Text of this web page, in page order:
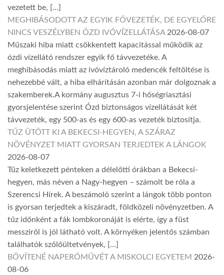
vezetett be, […]
MEGHIBÁSODOTT AZ EGYIK FŐVEZETÉK, DE EGYELŐRE
NINCS VESZÉLYBEN ÓZD IVÓVÍZELLÁTÁSA 2026-08-07
Műszaki hiba miatt csökkentett kapacitással működik az
ózdi vízellátó rendszer egyik fő távvezetéke. A
meghibásodás miatt az ivóvíztároló medencék feltöltése is
nehezebbé vált, a hiba elhárításán azonban már dolgoznak a
szakemberek.A kormány augusztus 7-i hőségriasztási
gyorsjelentése szerint Ózd biztonságos vízellátását két
távvezeték, egy 500-as és egy 600-as vezeték biztosítja.
TŰZ ÜTÖTT KI A BEKECSI-HEGYEN, A SZÁRAZ
NÖVÉNYZET MIATT GYORSAN TERJEDTEK A LÁNGOK
2026-08-07
Tűz keletkezett pénteken a délelőtti órákban a Bekecsi-
hegyen, más néven a Nagy-hegyen – számolt be róla a
Szerencsi Hírek. A beszámoló szerint a lángok több ponton
is gyorsan terjedtek a kiszáradt, földközeli növényzetben. A
tűz időnként a fák lombkoronáját is elérte, így a füst
messziről is jól látható volt. A környéken jelentős számban
találhatók szőlőültetvények, […]
BŐVÍTENÉ NAPERŐMŰVÉT A MISKOLCI EGYETEM 2026-
08-06